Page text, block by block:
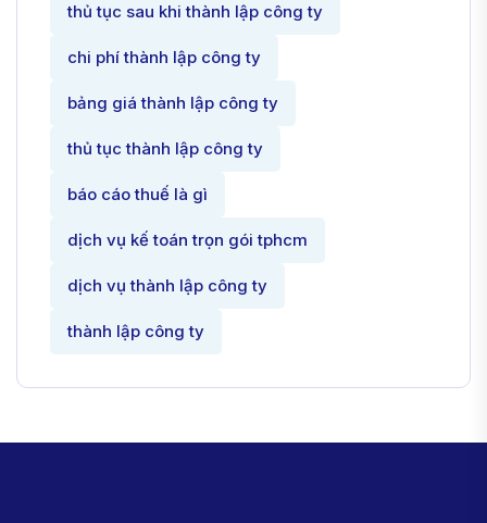
thủ tục sau khi thành lập công ty
chi phí thành lập công ty
bảng giá thành lập công ty
thủ tục thành lập công ty
báo cáo thuế là gì
dịch vụ kế toán trọn gói tphcm
dịch vụ thành lập công ty
thành lập công ty